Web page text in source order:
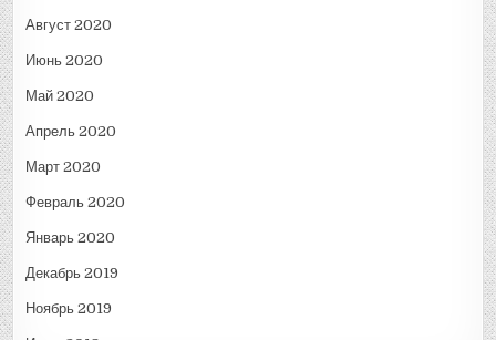
Август 2020
Июнь 2020
Май 2020
Апрель 2020
Март 2020
Февраль 2020
Январь 2020
Декабрь 2019
Ноябрь 2019